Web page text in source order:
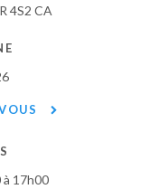
4S2 CA
17h00